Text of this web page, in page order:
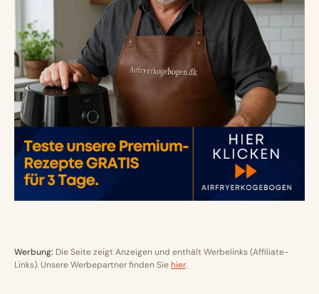
Werbung: Die Seite zeigt Anzeigen und enthält Werbelinks (Affiliate-
Links). Unsere Werbepartner finden Siehier.